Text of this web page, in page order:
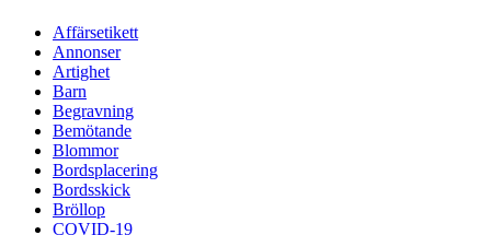
Affärsetikett
Annonser
Artighet
Barn
Begravning
Bemötande
Blommor
Bordsplacering
Bordsskick
Bröllop
COVID-19